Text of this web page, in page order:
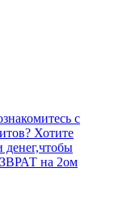
с
Хотите
денег,чтобы
на 2ом